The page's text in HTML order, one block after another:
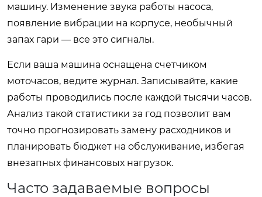
машину. Изменение звука работы насоса,
появление вибрации на корпусе, необычный
запах гари — все это сигналы.
Если ваша машина оснащена счетчиком
моточасов, ведите журнал. Записывайте, какие
работы проводились после каждой тысячи часов.
Анализ такой статистики за год позволит вам
точно прогнозировать замену расходников и
планировать бюджет на обслуживание, избегая
внезапных финансовых нагрузок.
Часто задаваемые вопросы